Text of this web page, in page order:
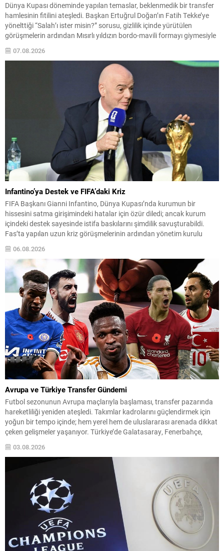
Dünya Kupası döneminde yapılan temaslar, beklenmedik bir transfer
hamlesinin fitilini ateşledi. Başkan Ertuğrul Doğan’ın Fatih Tekke’ye
yönelttiği “Salah’ı ister misin?” sorusu, gizlilik içinde yürütülen
görüşmelerin ardından Mısırlı yıldızın bordo-mavili formayı giymesiyle
sonuçlandı. Bu dönemde takımın saha performansı da dikkat çekti;
Beşiktaş, Kralove deplasmanından unutulmaz bir zaferle dönerken
07.08.2026
Infantino’ya Destek ve FIFA’daki Kriz
FIFA Başkanı Gianni Infantino, Dünya Kupası’nda kurumun bir
hissesini satma girişimindeki hatalar için özür diledi; ancak kurum
içindeki destek sayesinde istifa baskılarını şimdilik savuşturabildi.
Fas’ta yapılan uzun kriz görüşmelerinin ardından yönetim kurulu
Infantino’ya tam destek verdiğini açıkladı. Sızdırılan plan detayları ve
ulusal federasyonlara verilen teşvik tekliflerinin ortaya çıkışı, yoğun
eleştirilere...
06.08.2026
Avrupa ve Türkiye Transfer Gündemi
Futbol sezonunun Avrupa maçlarıyla başlaması, transfer pazarında
hareketliliği yeniden ateşledi. Takımlar kadrolarını güçlendirmek için
yoğun bir tempo içinde; hem yerel hem de uluslararası arenada dikkat
çeken gelişmeler yaşanıyor. Türkiye’de Galatasaray, Fenerbahçe,
taraftar beklentilerini karşılamaya çalışırken; Avrupa kulüpleri de
transfer stratejilerini belirleyerek sezon...
03.08.2026